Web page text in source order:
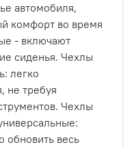
автомобиля,
комфорт во время
- включают
сиденья. Чехлы
легко
не требуя
Чехлы
обновить весь